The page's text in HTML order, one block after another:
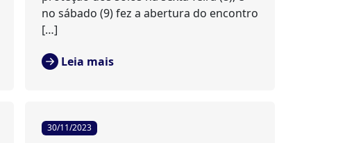
no sábado (9) fez a abertura do encontro
[…]
Leia mais
30/11/2023